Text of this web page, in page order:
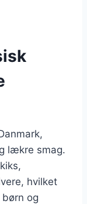
lækre smag.
hvilket
og